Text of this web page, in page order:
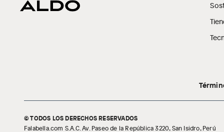
© TODOS LOS DERECHOS RESERVADOS
Falabella.com S.A.C. Av. Paseo de la República 3220, San Isidro, Perú